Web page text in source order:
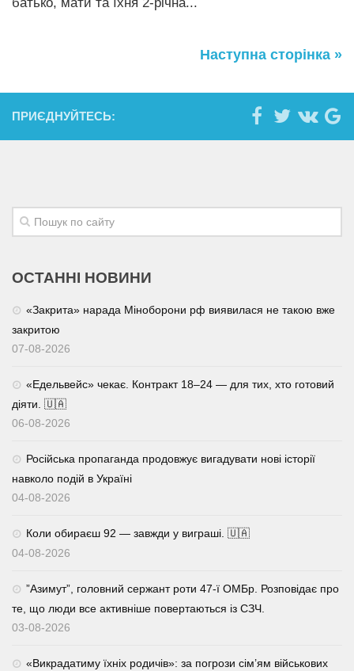
Наступна сторінка »
ПРИЄДНУЙТЕСЬ:
ОСТАННІ НОВИНИ
«Закрита» нарада Міноборони рф виявилася не такою вже
закритою
07-08-2026
«Едельвейс» чекає. Контракт 18–24 — для тих, хто готовий
діяти. 🇺🇦
06-08-2026
Російська пропаганда продовжує вигадувати нові історії
навколо подій в Україні
04-08-2026
Коли обираєш 92 — завжди у виграші. 🇺🇦
04-08-2026
⁨”Азимут”, головний сержант роти 47-ї ОМБр. Розповідає про
те, що люди все активніше повертаються із СЗЧ.
03-08-2026
«Викрадатиму їхніх родичів»: за погрози сім’ям військових